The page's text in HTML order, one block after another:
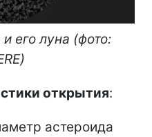
его луна (фото:
открытия:
астероида